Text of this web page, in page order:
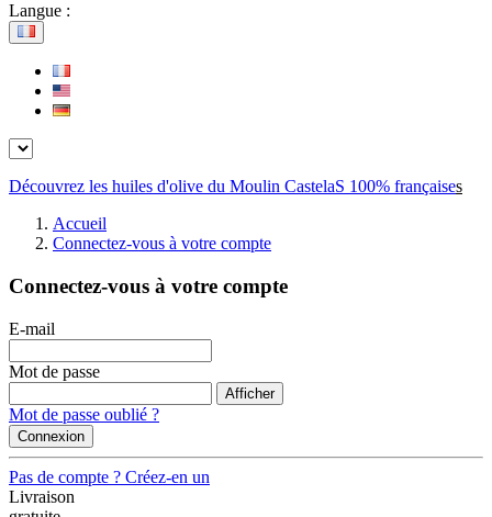
Langue :
Découvrez les huiles d'olive du Moulin CastelaS 100% françaises
Accueil
Connectez-vous à votre compte
Connectez-vous à votre compte
E-mail
Mot de passe
Afficher
Mot de passe oublié ?
Connexion
Pas de compte ? Créez-en un
Livraison